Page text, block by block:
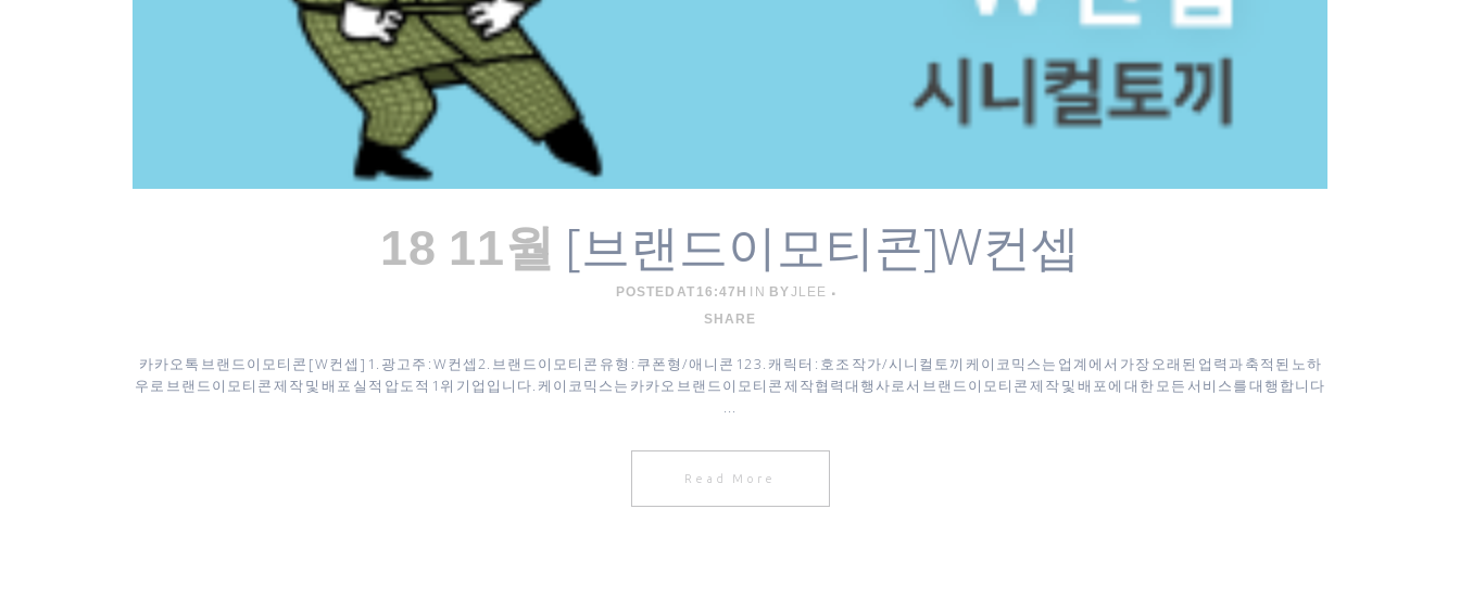
18 11월 [브랜드이모티콘]W컨셉
POSTED AT 16:47H IN BYJLEE
SHARE
카카오톡 브랜드이모티콘 [ W컨셉 ] 1. 광고주 : W컨셉 ​2. 브랜드이모티콘 유형 : 쿠폰형/애니콘 12 3. 캐릭터 : 호조 작가/시니컬토끼 케이코믹스는 업계에서 가장 오래된 업력과 축적된 노하
우로 브랜드이모티콘 제작 및 배포 실적 압도적 1위 기업입니다. 케이코믹스는 카카오 브랜드이모티콘 제작협력대행사로서 브랜드이모티콘 제작 및 배포에 대한 모든 서비스를 대행합니다
...
Read More